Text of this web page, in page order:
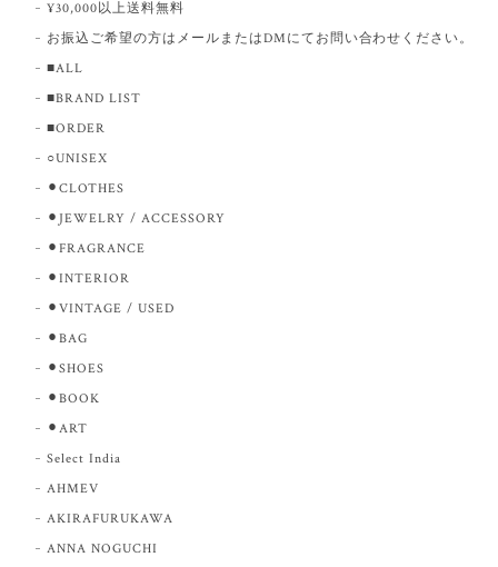
¥30,000以上送料無料
お振込ご希望の方はメールまたはDMにてお問い合わせください。
■ALL
■BRAND LIST
■ORDER
○UNISEX
⚫︎CLOTHES
⚫︎JEWELRY / ACCESSORY
⚫︎FRAGRANCE
⚫︎INTERIOR
⚫︎VINTAGE / USED
⚫︎BAG
⚫︎SHOES
⚫︎BOOK
⚫︎ART
Select India
AHMEV
AKIRAFURUKAWA
ANNA NOGUCHI